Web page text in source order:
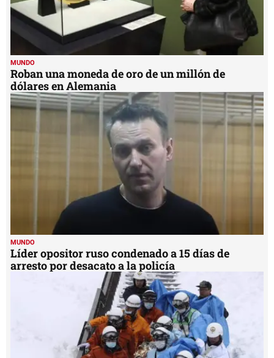
MUNDO
Roban una moneda de oro de un millón de
dólares en Alemania
MUNDO
Líder opositor ruso condenado a 15 días de
arresto por desacato a la policía